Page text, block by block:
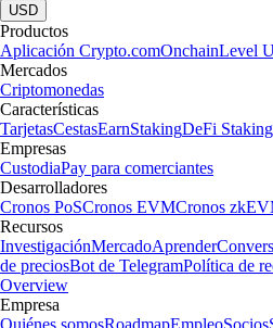
USD
Productos
Aplicación Crypto.comOnchainLevel
Mercados
Criptomonedas
Características
TarjetasCestasEarnStakingDeFi Staking
Empresas
CustodiaPay para comerciantes
Desarrolladores
Cronos PoSCronos EVMCronos
Recursos
InvestigaciónMercadoAprender
de preciosBot de TelegramPolítica de
Overview
Empresa
Quiénes somosRoadmapEmpleoSocios